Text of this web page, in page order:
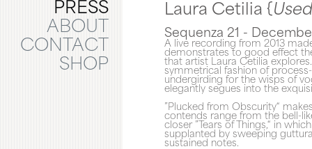
PRESS
ABOUT
CONTACT
SHOP
Laura Cetilia {
Sequenza 21 -
A live recording from 2013
demonstrates to good effect
that artist Laura Cetilia
symmetrical fashion of
undergirding for the wisps of
elegantly segues into the
”Plucked from Obscurity“
contends range from the bell-
closer ”Tears of Things,“ in
supplanted by sweeping
sustained notes.